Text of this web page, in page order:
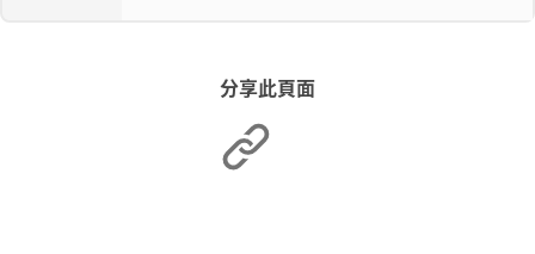
分享此頁面